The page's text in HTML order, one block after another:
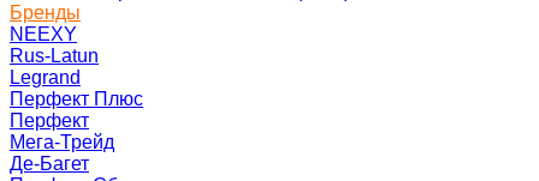
Бренды
NEEXY
Rus-Latun
Legrand
Перфект Плюс
Перфект
Мега-Трейд
Де-Багет